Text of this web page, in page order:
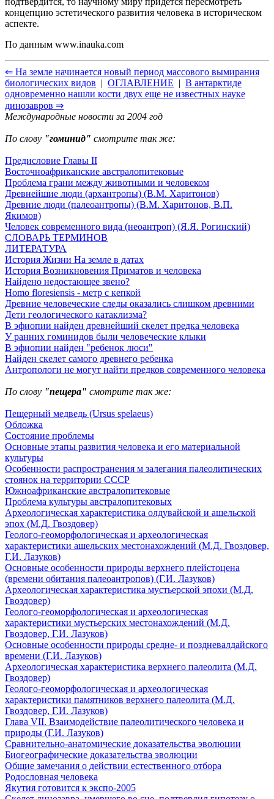
концепцию эстетического развития человека в историческом
аспекте.
По данным www.inauka.com
⇐ На земле начинается новый период массового вымирания
биологических видов | ОГЛАВЛЕНИЕ | В антарктиде
одновременно нашли кости двух еще не известных науке
динозавров ⇒
Международные новости за 2004 год
По слову "гоминид" смотрите так же:
Предисловие Главы II
Восточноафриканские австралопитековые
Проблема грани между животными и человеком
Древнейшие люди (архантропы) (В.М. Харитонов)
Древние люди (палеоантропы) (В.М. Харитонов, В.П.
Якимов)
Человек современного вида (неоантроп) (Я.Я. Рогинский)
СЛОВАРЬ ТЕРМИНОВ
ЛИТЕРАТУРА
История Жизни На земле в датах
История Возникновения Приматов и человека
Найдено недостающее звено?
Homo floresiensis - метр с кепкой
Древние человеческие следы оказались слишком древними
Дети геологического катаклизма?
В эфиопии найден древнейший скелет предка человека
У ранних гоминидов были человеческие клыки
В эфиопии найден "ребенок люси"
Найден скелет самого древнего ребенка
Антропологи не могут найти предков современного человека
По слову "пещера" смотрите так же:
Пещерный медведь (Ursus spelaeus)
Обложка
Состояние проблемы
Основные этапы развития человека и его материальной
культуры
Особенности распространения м залегания палеолитических
стоянок на территории СССР
Южноафриканские австралопитековые
Проблема культуры австралопитековых
Археологическая характеристика олдувайской и ашельской
эпох (М.Д. Гвоздовер)
Геолого-геоморфологическая и археологическая
характеристики ашельских местонахождений (М.Д. Гвоздовер,
Г.И. Лазуков)
Основные особенности природы верхнего плейстоцена
(времени обитания палеоантропов) (Г.И. Лазуков)
Археологическая характеристика мустьерской эпохи (М.Д.
Гвоздовер)
Геолого-геоморфологическая и археологическая
характеристики мустьерских местонахождений (М.Д.
Гвоздовер, Г.И. Лазуков)
Основные особенности природы средне- и поздневалдайского
времени (Г.И. Лазуков)
Археологическая характеристика верхнего палеолита (М.Д.
Гвоздовер)
Геолого-геоморфологическая и археологическая
характеристики памятников верхнего палеолита (М.Д.
Гвоздовер, Г.И. Лазуков)
Глава VII. Взаимодействие палеолитического человека и
природы (Г.И. Лазуков)
Сравнительно-анатомические доказательства эволюции
Биогеографические доказательства эволюции
Общие замечания о действии естественного отбора
Родословная человека
Якутия готовится к экспо-2005